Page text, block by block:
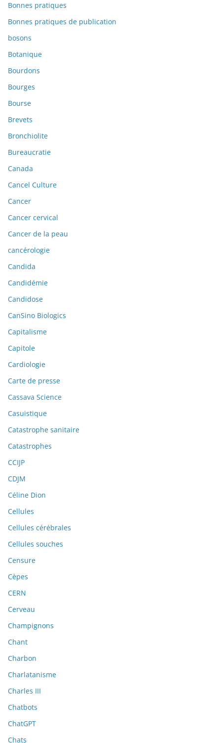
Bonnes pratiques
Bonnes pratiques de publication
bosons
Botanique
Bourdons
Bourges
Bourse
Brevets
Bronchiolite
Bureaucratie
Canada
Cancel Culture
Cancer
Cancer cervical
Cancer de la peau
cancérologie
Candida
Candidémie
Candidose
CanSino Biologics
Capitalisme
Capitole
Cardiologie
Carte de presse
Cassava Science
Casuistique
Catastrophe sanitaire
Catastrophes
CCIJP
CDJM
Céline Dion
Cellules
Cellules cérébrales
Cellules souches
Censure
Cèpes
CERN
Cerveau
Champignons
Chant
Charbon
Charlatanisme
Charles III
Chatbots
ChatGPT
Chats